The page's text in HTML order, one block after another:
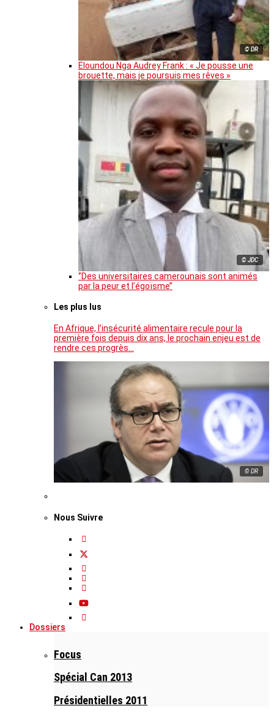
© DR
Eloundou Nga Audrey Frank : « Je pousse une
brouette, mais je poursuis mes rêves »
© JDC
‘’Des universitaires camerounais sont animés
par la peur et l’égoïsme’’
Les plus lus
En Afrique, l’insécurité alimentaire recule pour la
première fois depuis dix ans, le prochain enjeu est de
rendre ces progrès…
© DR
Nous Suivre
Dossiers
Focus
Spécial Can 2013
Présidentielles 2011